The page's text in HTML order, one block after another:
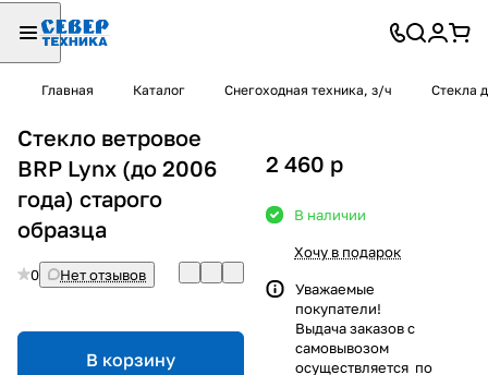
Главная Каталог Снегоходная техника, з/ч Стекла
Стекло ветровое
BRP Lynx (до 2006
года) старого
образца
0 Нет отзывов
В корзину
2 460 p
В наличии
Хочу в подарок
Уважаемые
покупатели!
Выдача заказов с
самовывозом
осуществляется по